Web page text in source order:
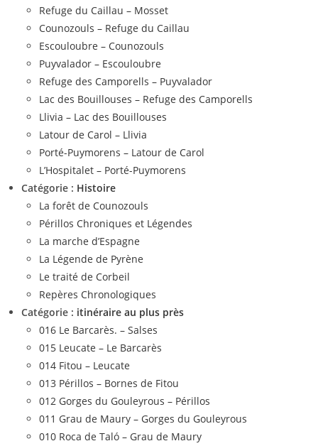
Refuge du Caillau – Mosset
Counozouls – Refuge du Caillau
Escouloubre – Counozouls
Puyvalador – Escouloubre
Refuge des Camporells – Puyvalador
Lac des Bouillouses – Refuge des Camporells
Llivia – Lac des Bouillouses
Latour de Carol – Llivia
Porté-Puymorens – Latour de Carol
L’Hospitalet – Porté-Puymorens
Catégorie : Histoire
La forêt de Counozouls
Périllos Chroniques et Légendes
La marche d’Espagne
La Légende de Pyrène
Le traité de Corbeil
Repères Chronologiques
Catégorie : itinéraire au plus près
016 Le Barcarès. – Salses
015 Leucate – Le Barcarès
014 Fitou – Leucate
013 Périllos – Bornes de Fitou
012 Gorges du Gouleyrous – Périllos
011 Grau de Maury – Gorges du Gouleyrous
010 Roca de Taló – Grau de Maury